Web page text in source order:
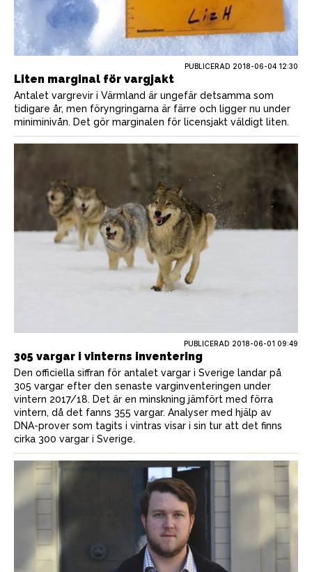
PUBLICERAD 2018-06-04 12:30
Liten marginal för vargjakt
Antalet vargrevir i Värmland är ungefär detsamma som
tidigare år, men föryngringarna är färre och ligger nu under
miniminivån. Det gör marginalen för licensjakt väldigt liten.
PUBLICERAD 2018-06-01 09:49
305 vargar i vinterns inventering
Den officiella siffran för antalet vargar i Sverige landar på
305 vargar efter den senaste varginventeringen under
vintern 2017/18. Det är en minskning jämfört med förra
vintern, då det fanns 355 vargar. Analyser med hjälp av
DNA-prover som tagits i vintras visar i sin tur att det finns
cirka 300 vargar i Sverige.